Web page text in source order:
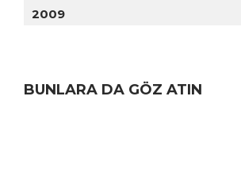
2009
BUNLARA DA GÖZ ATIN